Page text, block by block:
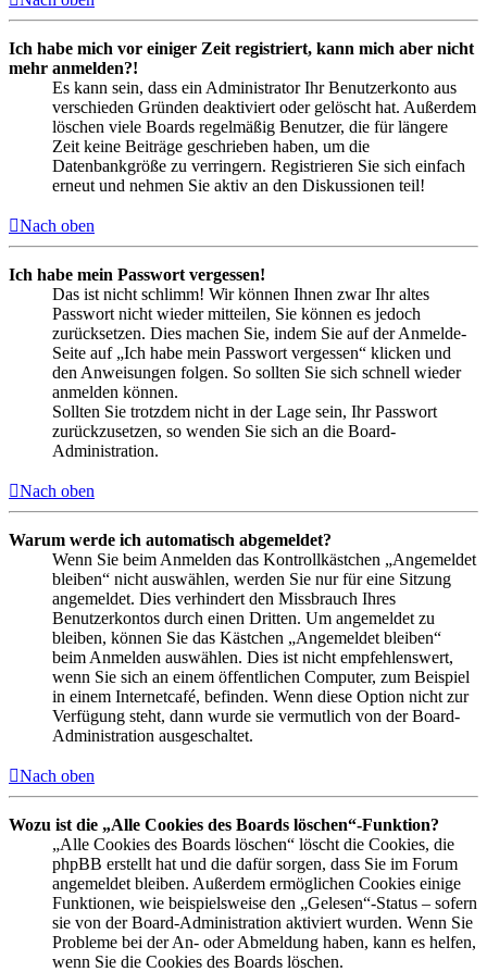
Ich habe mich vor einiger Zeit registriert, kann mich aber nicht
mehr anmelden?!
Es kann sein, dass ein Administrator Ihr Benutzerkonto aus
verschieden Gründen deaktiviert oder gelöscht hat. Außerdem
löschen viele Boards regelmäßig Benutzer, die für längere
Zeit keine Beiträge geschrieben haben, um die
Datenbankgröße zu verringern. Registrieren Sie sich einfach
erneut und nehmen Sie aktiv an den Diskussionen teil!
Nach oben
Ich habe mein Passwort vergessen!
Das ist nicht schlimm! Wir können Ihnen zwar Ihr altes
Passwort nicht wieder mitteilen, Sie können es jedoch
zurücksetzen. Dies machen Sie, indem Sie auf der Anmelde-
Seite auf „Ich habe mein Passwort vergessen“ klicken und
den Anweisungen folgen. So sollten Sie sich schnell wieder
anmelden können.
Sollten Sie trotzdem nicht in der Lage sein, Ihr Passwort
zurückzusetzen, so wenden Sie sich an die Board-
Administration.
Nach oben
Warum werde ich automatisch abgemeldet?
Wenn Sie beim Anmelden das Kontrollkästchen „Angemeldet
bleiben“ nicht auswählen, werden Sie nur für eine Sitzung
angemeldet. Dies verhindert den Missbrauch Ihres
Benutzerkontos durch einen Dritten. Um angemeldet zu
bleiben, können Sie das Kästchen „Angemeldet bleiben“
beim Anmelden auswählen. Dies ist nicht empfehlenswert,
wenn Sie sich an einem öffentlichen Computer, zum Beispiel
in einem Internetcafé, befinden. Wenn diese Option nicht zur
Verfügung steht, dann wurde sie vermutlich von der Board-
Administration ausgeschaltet.
Nach oben
Wozu ist die „Alle Cookies des Boards löschen“-Funktion?
„Alle Cookies des Boards löschen“ löscht die Cookies, die
phpBB erstellt hat und die dafür sorgen, dass Sie im Forum
angemeldet bleiben. Außerdem ermöglichen Cookies einige
Funktionen, wie beispielsweise den „Gelesen“-Status – sofern
sie von der Board-Administration aktiviert wurden. Wenn Sie
Probleme bei der An- oder Abmeldung haben, kann es helfen,
wenn Sie die Cookies des Boards löschen.